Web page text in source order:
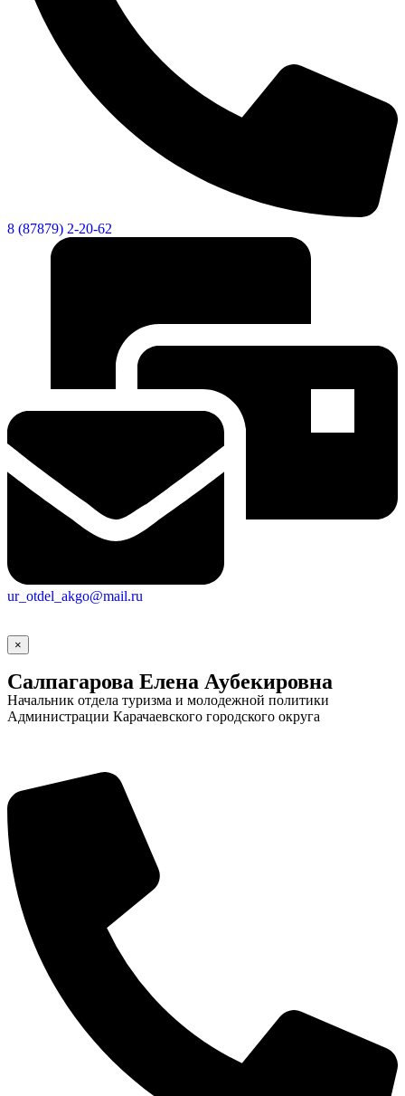
8 (87879) 2-20-62
ur_otdel_akgo@mail.ru
×
Салпагарова Елена Аубекировна
Начальник отдела туризма и молодежной политики
Администрации Карачаевского городского округа